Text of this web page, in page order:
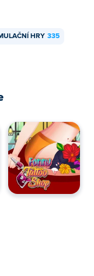
telefony a
HRY 335